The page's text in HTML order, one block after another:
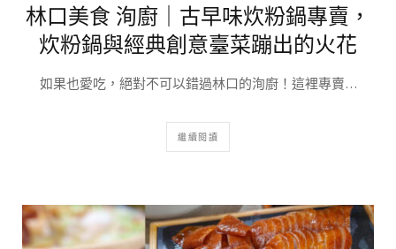
林口美食 洵廚｜古早味炊粉鍋專賣，
炊粉鍋與經典創意臺菜蹦出的火花
如果也愛吃，絕對不可以錯過林口的洵廚！這裡專賣…
繼續閱讀